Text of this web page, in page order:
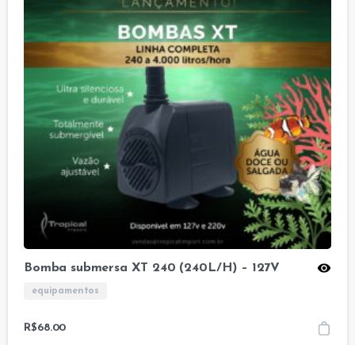
Bomba submersa XT 240 (240L/H) – 127V
equipamentos
R$68.00